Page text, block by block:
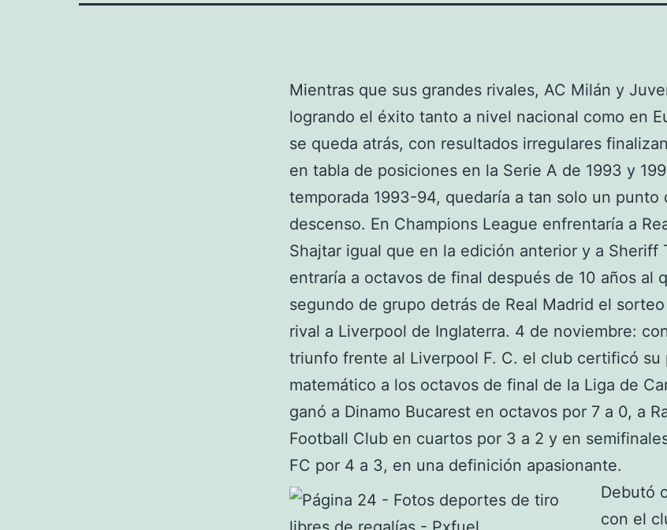
Mientras que sus grandes rivales, AC Milán y
logrando el éxito tanto a nivel nacional como en
se queda atrás, con resultados irregulares
en tabla de posiciones en la Serie A de 1993 y
temporada 1993-94, quedaría a tan solo un punto
descenso. En Champions League enfrentaría a
Shajtar igual que en la edición anterior y a Sheriff
entraría a octavos de final después de 10 años al
segundo de grupo detrás de Real Madrid el
rival a Liverpool de Inglaterra. 4 de noviembre:
triunfo frente al Liverpool F. C. el club certificó su
matemático a los octavos de final de la Liga de
ganó a Dinamo Bucarest en octavos por 7 a 0, a
Football Club en cuartos por 3 a 2 y en
FC por 4 a 3, en una definición apasionante.
Debutó
con el